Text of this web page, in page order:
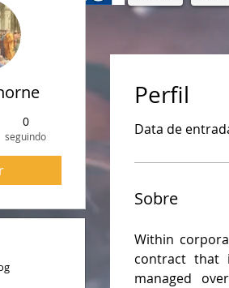
Perfil
Data de
Sobre
Within
contract that
managed
0
seguindo